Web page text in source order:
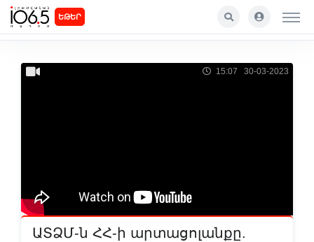
ԵԹԵՐ
15:07 30-03-2023
ԱՏՁՄ-ն ՀՀ-ի արտացոլանքը.